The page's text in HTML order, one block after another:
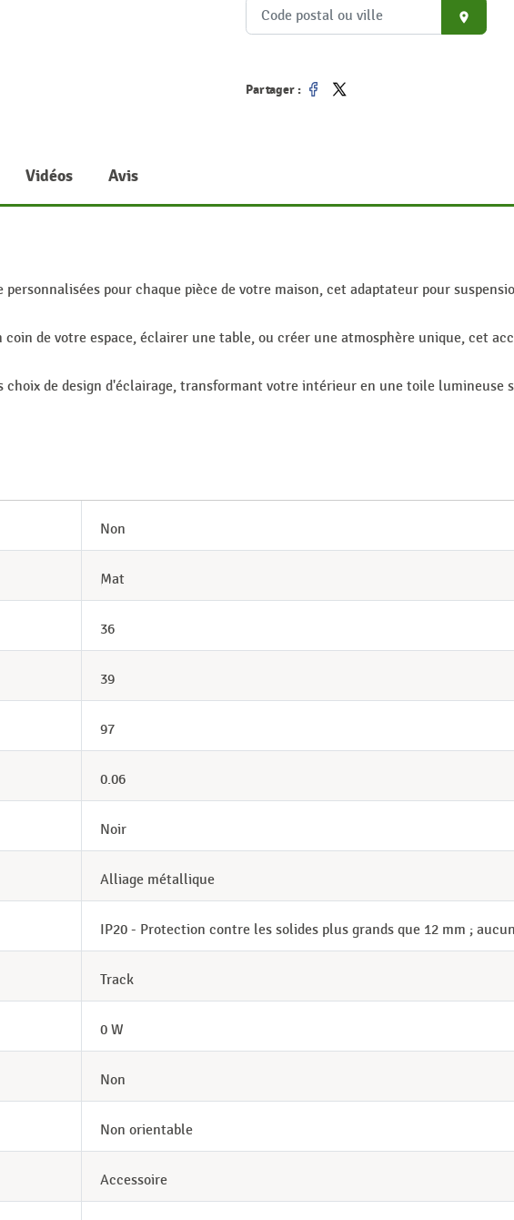
place
Partager :
Vidéos Avis
pour chaque pièce de votre maison, cet adaptateur pour
de votre espace, éclairer une table, ou créer une atmosphère unique, cet
choix de design d'éclairage, transformant votre intérieur en une toile lumineuse
Non
Mat
36
39
97
0.06
Noir
Alliage métallique
IP20 - Protection contre les solides plus grands que 12 mm ;
Track
0 W
Non
Non orientable
Accessoire